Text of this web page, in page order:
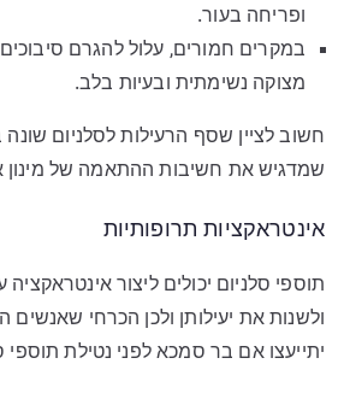
ופריחה בעור.
במקרים חמורים, עלול להגרם
מצוקה נשימתית ובעיות בלב.
חשוב לציין שסף הרעילות לסלניום
שמדגיש את חשיבות ההתאמה של מינון
אינטראקציות תרופותיות
תוספי סלניום יכולים ליצור
ולשנות את יעילותן ולכן הכרחי שאנשים
יתייעצו אם בר סמכא לפני נטילת תוספי